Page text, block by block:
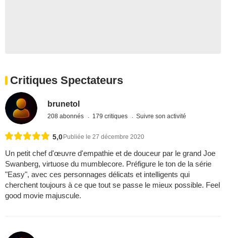
Critiques Spectateurs
brunetol
208 abonnés 179 critiques Suivre son activité
5,0 Publiée le 27 décembre 2020
Un petit chef d'œuvre d'empathie et de douceur par le grand Joe
Swanberg, virtuose du mumblecore. Préfigure le ton de la série
"Easy", avec ces personnages délicats et intelligents qui
cherchent toujours à ce que tout se passe le mieux possible. Feel
good movie majuscule.